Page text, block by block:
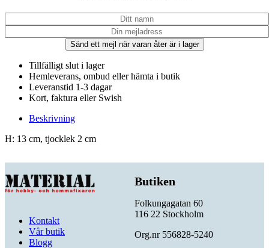
Sänd ett mejl när varan åter är i lager
Tillfälligt slut i lager
Hemleverans, ombud eller hämta i butik
Leveranstid 1-3 dagar
Kort, faktura eller Swish
Beskrivning
H: 13 cm, tjocklek 2 cm
Kontakt
Vår butik
Blogg
Butiken
Folkungagatan 60
116 22 Stockholm
Org.nr 556828-5240